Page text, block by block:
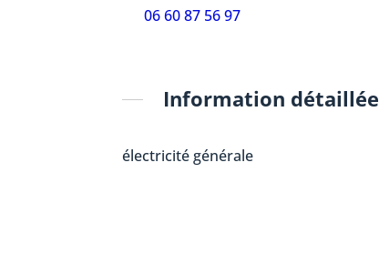
06 60 87 56 97
Information détaillée
électricité générale